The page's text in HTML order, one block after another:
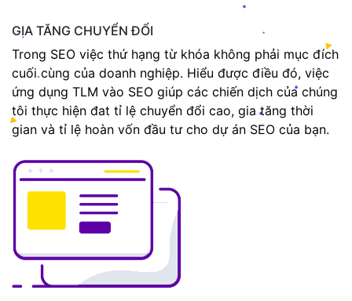
GIA TĂNG CHUYỂN ĐỔI
Trong SEO việc thứ hạng từ khóa không phải mục đích
cuối cùng của doanh nghiệp. Hiểu được điều đó, việc
ứng dụng TLM vào SEO giúp các chiến dịch của chúng
tôi thực hiện đat tỉ lệ chuyển đổi cao, gia tăng thời
gian và tỉ lệ hoàn vốn đầu tư cho dự án SEO của bạn.